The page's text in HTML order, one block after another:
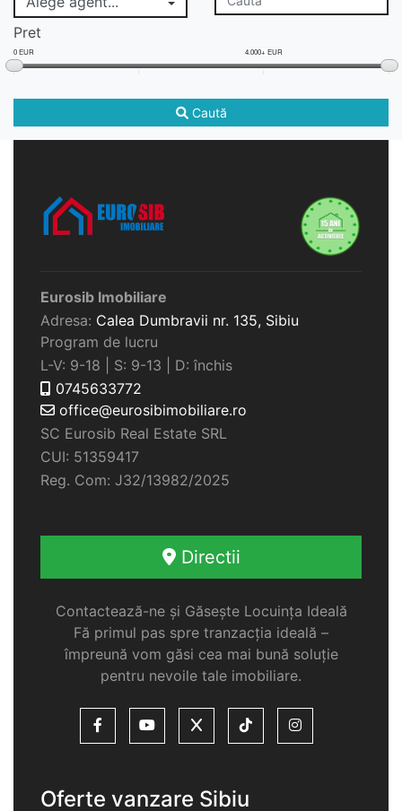
Pret
0 EUR 4.000+ EUR
Caută
Eurosib Imobiliare
Adresa: Calea Dumbravii nr. 135, Sibiu
Program de lucru
L-V: 9-18 | S: 9-13 | D: închis
0745633772
office@eurosibimobiliare.ro
SC Eurosib Real Estate SRL
CUI: 51359417
Reg. Com: J32/13982/2025
Directii
Contactează-ne și Găsește Locuința Ideală
Fă primul pas spre tranzacția ideală –
împreună vom găsi cea mai bună soluție
pentru nevoile tale imobiliare.
Oferte vanzare Sibiu